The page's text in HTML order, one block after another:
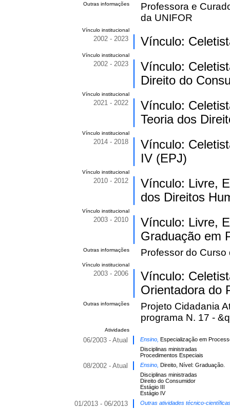
Outras informações
Professora e
da UNIFOR
Vínculo institucional
2002 - 2023 Vínculo:
Vínculo institucional
2002 - 2023
Vínculo:
Direito do
Vínculo institucional
2021 - 2022
Vínculo:
Teoria dos
Vínculo institucional
2014 - 2018
Vínculo:
IV (EPJ)
Vínculo institucional
2010 - 2012
Vínculo: Livre,
dos Direitos
Vínculo institucional
2003 - 2010
Vínculo: Livre,
Graduação em
Outras informações Professor do
Vínculo institucional
2003 - 2006
Vínculo:
Orientadora do
Outras informações
Projeto Cidadania
programa N. 17 -
Atividades
06/2003 - Atual Ensino, Especialização em
Disciplinas ministradas
Procedimentos Especiais
08/2002 - Atual Ensino, Direito, Nível: Graduação.
Disciplinas ministradas
Direito do Consumidor
Estágio III
Estágio IV
01/2013 - 06/2013 Outras atividades técnico-